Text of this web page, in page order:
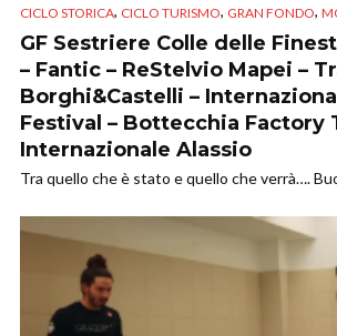
CICLO STORICA, CICLO TURISMO, GRAN FONDO,
GF Sestriere Colle delle
– Fantic – ReStelvio Mapei –
Borghi&Castelli –
Festival – Bottecchia Factory
Internazionale Alassio
Tra quello che è stato e quello che verrà….